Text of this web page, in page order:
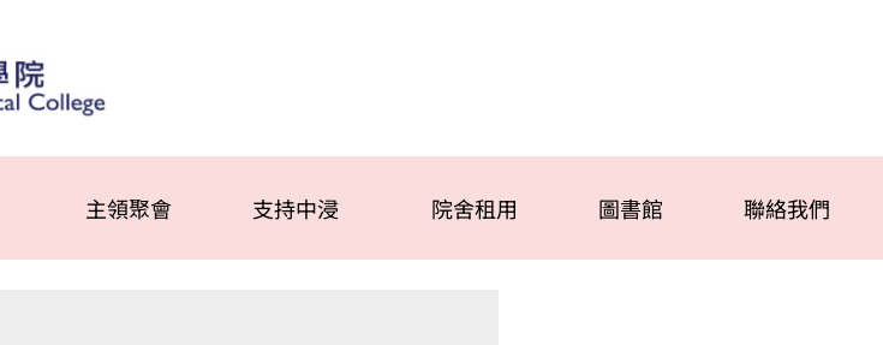
主領聚會 支持中浸 院舍租用 圖書館 聯絡我們